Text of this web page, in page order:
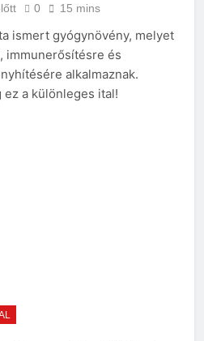
0 15 mins
ismert gyógynövény, melyet
immunerősítésre és
alkalmaznak.
ez a különleges ital!